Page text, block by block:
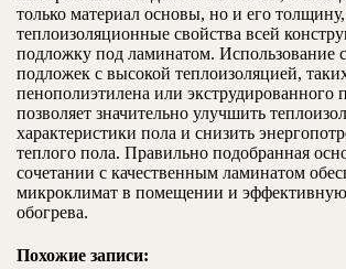
только материал основы, но и его
теплоизоляционные свойства всей
подложку под ламинатом. Использование
подложек с высокой теплоизоляцией,
пенополиэтилена или экструдированного
позволяет значительно улучшить
характеристики пола и снизить
теплого пола. Правильно подобранная
сочетании с качественным ламинатом
микроклимат в помещении и
обогрева.
Похожие записи: